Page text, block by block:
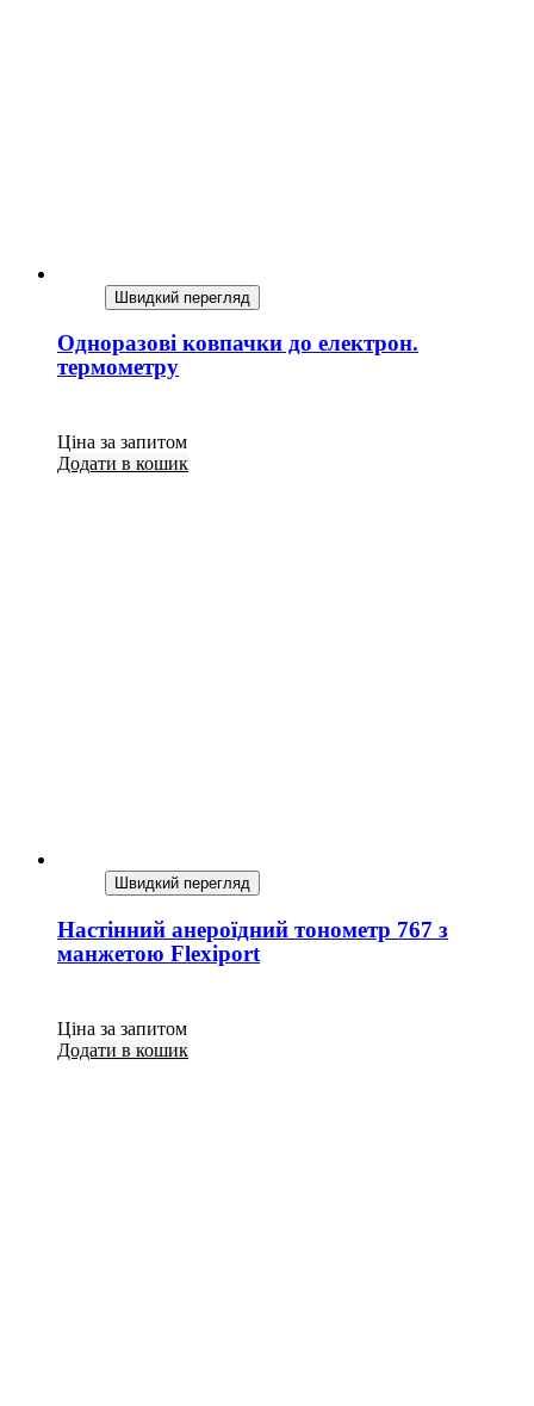
Швидкий перегляд
Одноразові ковпачки до електрон.
термометру
Ціна за запитом
Додати в кошик
Швидкий перегляд
Настінний анероїдний тонометр 767 з
манжетою Flexiport
Ціна за запитом
Додати в кошик